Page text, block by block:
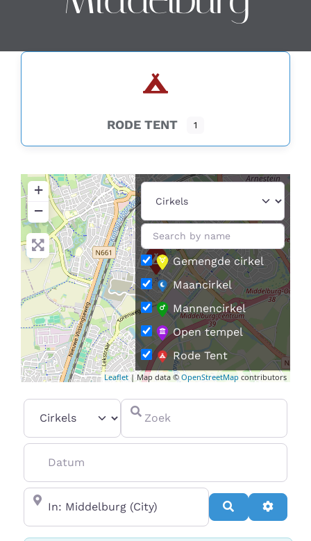
RODE TENT 1
+
−
Leaflet | Map data ©OpenStreetMap contributors
Gemengde cirkel
Maancirkel
Mannencirkel
Open tempel
Rode Tent
Vrouwencirkel
Zoek
In de buurt van
Search